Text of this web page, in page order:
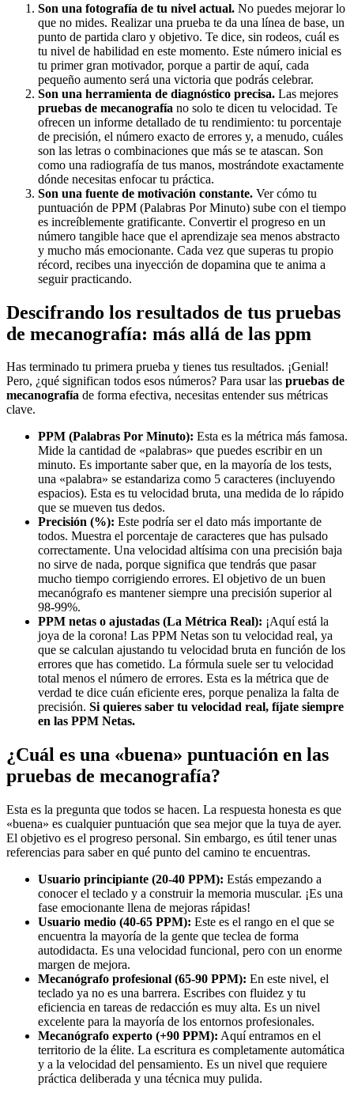
Son una fotografía de tu nivel actual. No puedes mejorar lo
que no mides. Realizar una prueba te da una línea de base, un
punto de partida claro y objetivo. Te dice, sin rodeos, cuál es
tu nivel de habilidad en este momento. Este número inicial es
tu primer gran motivador, porque a partir de aquí, cada
pequeño aumento será una victoria que podrás celebrar.
Son una herramienta de diagnóstico precisa. Las mejores
pruebas de mecanografía no solo te dicen tu velocidad. Te
ofrecen un informe detallado de tu rendimiento: tu porcentaje
de precisión, el número exacto de errores y, a menudo, cuáles
son las letras o combinaciones que más se te atascan. Son
como una radiografía de tus manos, mostrándote exactamente
dónde necesitas enfocar tu práctica.
Son una fuente de motivación constante. Ver cómo tu
puntuación de PPM (Palabras Por Minuto) sube con el tiempo
es increíblemente gratificante. Convertir el progreso en un
número tangible hace que el aprendizaje sea menos abstracto
y mucho más emocionante. Cada vez que superas tu propio
récord, recibes una inyección de dopamina que te anima a
seguir practicando.
Descifrando los resultados de tus pruebas
de mecanografía: más allá de las ppm
Has terminado tu primera prueba y tienes tus resultados. ¡Genial!
Pero, ¿qué significan todos esos números? Para usar las pruebas de
mecanografía de forma efectiva, necesitas entender sus métricas
clave.
PPM (Palabras Por Minuto): Esta es la métrica más famosa.
Mide la cantidad de «palabras» que puedes escribir en un
minuto. Es importante saber que, en la mayoría de los tests,
una «palabra» se estandariza como 5 caracteres (incluyendo
espacios). Esta es tu velocidad bruta, una medida de lo rápido
que se mueven tus dedos.
Precisión (%): Este podría ser el dato más importante de
todos. Muestra el porcentaje de caracteres que has pulsado
correctamente. Una velocidad altísima con una precisión baja
no sirve de nada, porque significa que tendrás que pasar
mucho tiempo corrigiendo errores. El objetivo de un buen
mecanógrafo es mantener siempre una precisión superior al
98-99%.
PPM netas o ajustadas (La Métrica Real): ¡Aquí está la
joya de la corona! Las PPM Netas son tu velocidad real, ya
que se calculan ajustando tu velocidad bruta en función de los
errores que has cometido. La fórmula suele ser tu velocidad
total menos el número de errores. Esta es la métrica que de
verdad te dice cuán eficiente eres, porque penaliza la falta de
precisión. Si quieres saber tu velocidad real, fíjate siempre
en las PPM Netas.
¿Cuál es una «buena» puntuación en las
pruebas de mecanografía?
Esta es la pregunta que todos se hacen. La respuesta honesta es que
«buena» es cualquier puntuación que sea mejor que la tuya de ayer.
El objetivo es el progreso personal. Sin embargo, es útil tener unas
referencias para saber en qué punto del camino te encuentras.
Usuario principiante (20-40 PPM): Estás empezando a
conocer el teclado y a construir la memoria muscular. ¡Es una
fase emocionante llena de mejoras rápidas!
Usuario medio (40-65 PPM): Este es el rango en el que se
encuentra la mayoría de la gente que teclea de forma
autodidacta. Es una velocidad funcional, pero con un enorme
margen de mejora.
Mecanógrafo profesional (65-90 PPM): En este nivel, el
teclado ya no es una barrera. Escribes con fluidez y tu
eficiencia en tareas de redacción es muy alta. Es un nivel
excelente para la mayoría de los entornos profesionales.
Mecanógrafo experto (+90 PPM): Aquí entramos en el
territorio de la élite. La escritura es completamente automática
y a la velocidad del pensamiento. Es un nivel que requiere
práctica deliberada y una técnica muy pulida.